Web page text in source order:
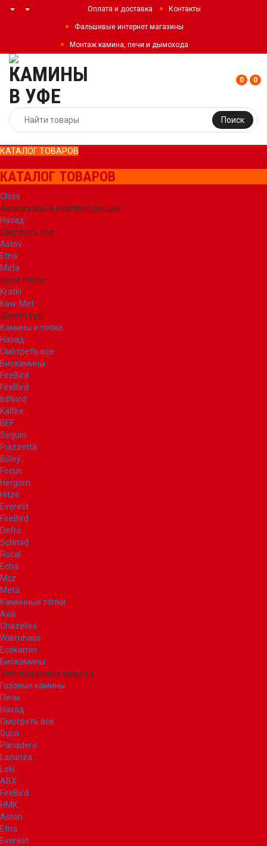
Оплата и доставка Контакты
Фальшивые интернет магазины
Монтаж камина, печи и дымохода
Поиск
0 0
КАТАЛОГ ТОВАРОВ
КАТАЛОГ ТОВАРОВ
Close
Аксессуары и комплектующие
Назад
Смотреть все
Astov
Etna
Meta
Royal Flame
Kratki
Kaw-Met
Glamm Fire
Камины и топки
Назад
Смотреть все
Биокамины
FireBird
FireBird
IldNord
Kalfire
BEF
Seguin
Piazzetta
Boley
Focus
Hergom
Hitze
Everest
FireBird
Defro
Schmid
Rocal
Echa
Mcz
Meta
Каминные топки
Axis
Chazelles
Warmhaus
Ecokamin
Биокамины
Электрические камины
Газовые камины
Печи
Назад
Смотреть все
Guca
Panadero
Lacunza
Loki
ABX
FireBird
НМК
Aston
Etna
Everest